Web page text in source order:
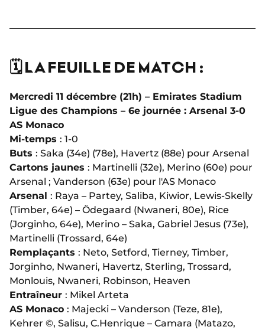
🗓️ LA FEUILLE DE MATCH :
Mercredi 11 décembre (21h) – Emirates Stadium
Ligue des Champions – 6e journée : Arsenal 3-0
AS Monaco
Mi-temps : 1-0
Buts : Saka (34e) (78e), Havertz (88e) pour Arsenal
Cartons jaunes : Martinelli (32e), Merino (60e) pour
Arsenal ; Vanderson (63e) pour l'AS Monaco
Arsenal : Raya – Partey, Saliba, Kiwior, Lewis-Skelly
(Timber, 64e) – Ödegaard (Nwaneri, 80e), Rice
(Jorginho, 64e), Merino – Saka, Gabriel Jesus (73e),
Martinelli (Trossard, 64e)
Remplaçants : Neto, Setford, Tierney, Timber,
Jorginho, Nwaneri, Havertz, Sterling, Trossard,
Monlouis, Nwaneri, Robinson, Heaven
Entraîneur : Mikel Arteta
AS Monaco : Majecki – Vanderson (Teze, 81e),
Kehrer ©, Salisu, C.Henrique – Camara (Matazo,